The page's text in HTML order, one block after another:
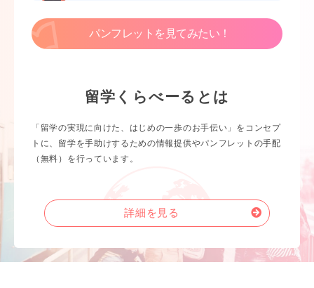
パンフレットを見てみたい！
留学くらべーるとは
「留学の実現に向けた、はじめの一歩のお手伝い」をコンセプ
トに、留学を手助けするための情報提供やパンフレットの手配
（無料）を行っています。
詳細を見る